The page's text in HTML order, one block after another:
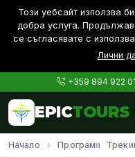
Този уебсайт използва
дoбра услуга.
се съгласявате с
Лични
+359 894 922
EPICTOURS
Начало Програми